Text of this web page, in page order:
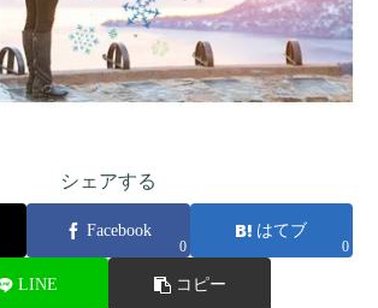
シェアする
Facebook
0
はてブ
0
LINE コピー